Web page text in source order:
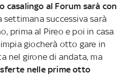
casalingo al Forum sarà con
settimana successiva sarà
prima al Pireo e poi in casa
giocherà otto gare in
nel girone di andata, ma
nelle prime otto